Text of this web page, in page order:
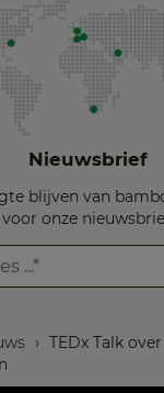
Nieuwsbrief
blijven van
voor onze
› TEDx Talk